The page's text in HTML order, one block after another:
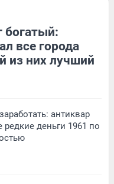
богатый:
все города
из них лучший
антиквар
деньги 1961 по